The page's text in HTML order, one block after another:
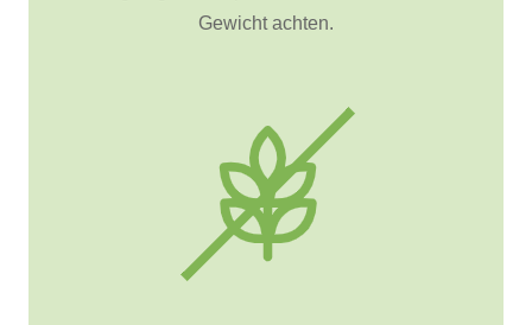
Gewicht achten.